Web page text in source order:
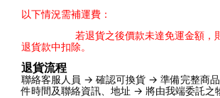
以下情況需補運費：
若退貨之後價款未達免運金額，則
退貨款中扣除。
退貨流程
聯絡客服人員 → 確認可換貨 → 準備完整商
件時間及聯絡資訊、地址 → 將由我端委託之